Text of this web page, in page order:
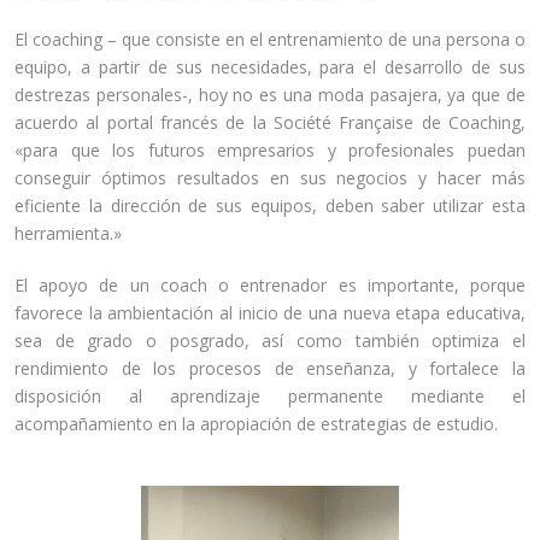
El coaching – que consiste en el entrenamiento de una persona o
equipo, a partir de sus necesidades, para el desarrollo de sus
destrezas personales-, hoy no es una moda pasajera, ya que de
acuerdo al portal francés de la Société Française de Coaching,
«para que los futuros empresarios y profesionales puedan
conseguir óptimos resultados en sus negocios y hacer más
eficiente la dirección de sus equipos, deben saber utilizar esta
herramienta.»
El apoyo de un coach o entrenador es importante, porque
favorece la ambientación al inicio de una nueva etapa educativa,
sea de grado o posgrado, así como también optimiza el
rendimiento de los procesos de enseñanza, y fortalece la
disposición al aprendizaje permanente mediante el
acompañamiento en la apropiación de estrategias de estudio.